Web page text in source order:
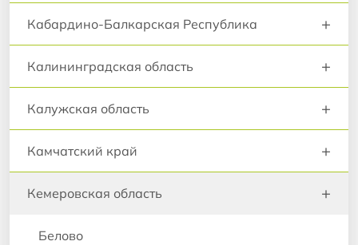
Кабардино-Балкарская Республика +
Калининградская область +
Калужская область +
Камчатский край +
Кемеровская область +
Белово